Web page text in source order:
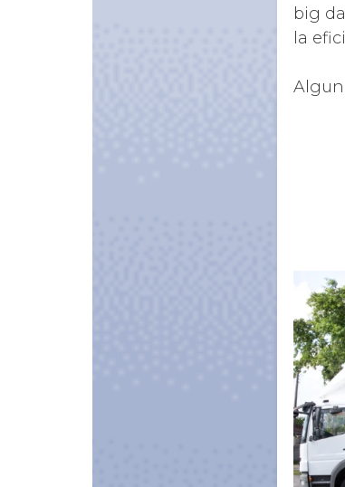
big
la